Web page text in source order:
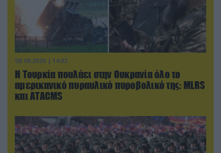
08.08.2026 | 14:02
Η Τουρκία πουλάει στην Ουκρανία όλο το
αμερικανικό πυραυλικό πυροβολικό της: MLRS
και ΑΤΑCMS